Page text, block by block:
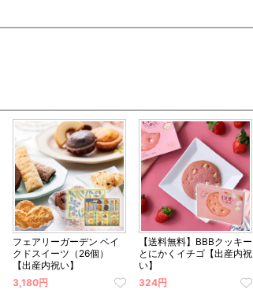
フェアリーガーデン ベイ
クドスイーツ（26個）
【出産内祝い】
3,180円
【送料無料】BBBクッキー
とにかくイチゴ【出産内祝
い】
324円